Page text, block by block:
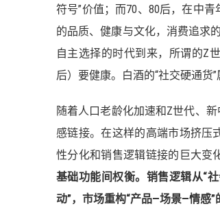
符号”价值；而70、80后，在中
的品质、健康与文化，消费追求
自主选择的时代到来，所谓的Z
后）要健康。白酒的“社交硬通货
随着人口老龄化加速和Z世代、
感链接。在这样的高端市场挤压
性分化和销售逻辑链接的巨大变
基础功能间权衡。销售逻辑从“
动”，市场重构“产品—场景—情感”